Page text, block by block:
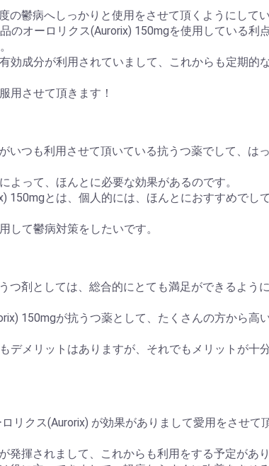
の鬱病へしっかりと使用をさせて頂くようにしてい
のオーロリクス(Aurorix) 150mgを使用している利
効成分が利用されていまして、これからも定期的
用させて頂きます！
いつも利用させて頂いている抗うつ薬でして、は
よって、ほんとに必要な効果があるのです。
150mgとは、個人的には、ほんとにおすすめでし
して鬱病対策をしたいです。
つ剤としては、総合的にとても満足ができるよう
150mgが抗うつ薬として、たくさんの方から高
デメリットはありますが、それでもメリットが十
リクス(Aurorix) が効果がありまして愛用をさせて
発揮されまして、これからも利用をする予定があり